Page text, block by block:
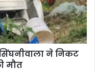
ने निकट
मौत